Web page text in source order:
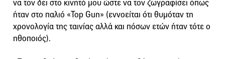
να τον δει στο κινητό μου ώστε να τον ζωγραφίσει όπως
ήταν στο παλιό «Top Gun» (εννοείται ότι θυμόταν τη
χρονολογία της ταινίας αλλά και πόσων ετών ήταν τότε ο
ηθοποιός).